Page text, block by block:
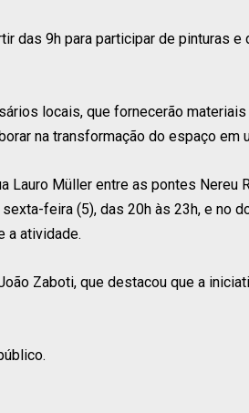
das 9h para participar de pinturas
locais, que fornecerão
na transformação do espaço em
Lauro Müller entre as pontes Nereu
feira (5), das 20h às 23h, e no
a atividade.
Zaboti, que destacou que a